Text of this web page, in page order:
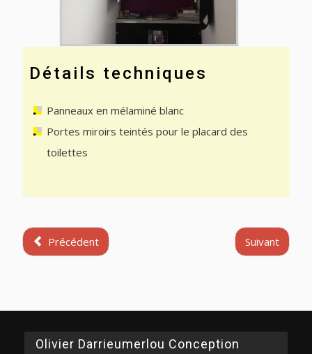
Détails techniques
Panneaux en mélaminé blanc
Portes miroirs teintés pour le placard des
toilettes
Précédent Suivant
Olivier Darrieumerlou Conception